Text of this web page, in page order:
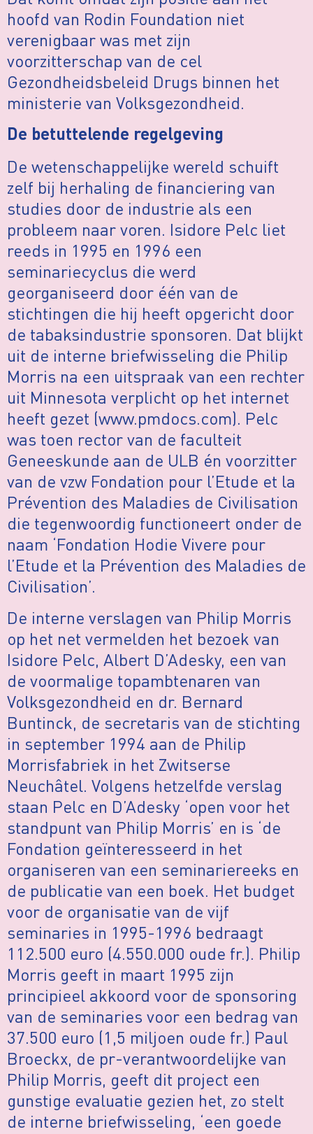
hoofd van Rodin Foundation niet
verenigbaar was met zijn
voorzitterschap van de cel
Gezondheidsbeleid Drugs binnen het
ministerie van Volksgezondheid.
De betuttelende regelgeving
De wetenschappelijke wereld schuift
zelf bij herhaling de financiering van
studies door de industrie als een
probleem naar voren. Isidore Pelc liet
reeds in 1995 en 1996 een
seminariecyclus die werd
georganiseerd door één van de
stichtingen die hij heeft opgericht door
de tabaksindustrie sponsoren. Dat blijkt
uit de interne briefwisseling die Philip
Morris na een uitspraak van een rechter
uit Minnesota verplicht op het internet
heeft gezet (www.pmdocs.com). Pelc
was toen rector van de faculteit
Geneeskunde aan de ULB én voorzitter
van de vzw Fondation pour l’Etude et la
Prévention des Maladies de Civilisation
die tegenwoordig functioneert onder de
naam ‘Fondation Hodie Vivere pour
l’Etude et la Prévention des Maladies de
Civilisation’.
De interne verslagen van Philip Morris
op het net vermelden het bezoek van
Isidore Pelc, Albert D’Adesky, een van
de voormalige topambtenaren van
Volksgezondheid en dr. Bernard
Buntinck, de secretaris van de stichting
in september 1994 aan de Philip
Morrisfabriek in het Zwitserse
Neuchâtel. Volgens hetzelfde verslag
staan Pelc en D’Adesky ‘open voor het
standpunt van Philip Morris’ en is ‘de
Fondation geïnteresseerd in het
organiseren van een seminariereeks en
de publicatie van een boek. Het budget
voor de organisatie van de vijf
seminaries in 1995-1996 bedraagt
112.500 euro (4.550.000 oude fr.). Philip
Morris geeft in maart 1995 zijn
principieel akkoord voor de sponsoring
van de seminaries voor een bedrag van
37.500 euro (1,5 miljoen oude fr.) Paul
Broeckx, de pr-verantwoordelijke van
Philip Morris, geeft dit project een
gunstige evaluatie gezien het, zo stelt
de interne briefwisseling, ‘een goede